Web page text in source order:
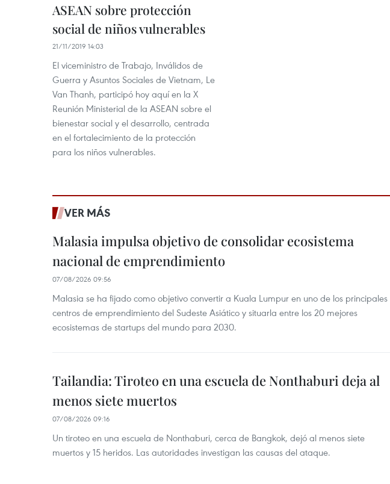
ASEAN sobre protección
social de niños vulnerables
21/11/2019 14:03
El viceministro de Trabajo, Inválidos de
Guerra y Asuntos Sociales de Vietnam, Le
Van Thanh, participó hoy aquí en la X
Reunión Ministerial de la ASEAN sobre el
bienestar social y el desarrollo, centrada
en el fortalecimiento de la protección
para los niños vulnerables.
VER MÁS
Malasia impulsa objetivo de consolidar ecosistema
nacional de emprendimiento
07/08/2026 09:56
Malasia se ha fijado como objetivo convertir a Kuala Lumpur en uno de los principales
centros de emprendimiento del Sudeste Asiático y situarla entre los 20 mejores
ecosistemas de startups del mundo para 2030.
Tailandia: Tiroteo en una escuela de Nonthaburi deja al
menos siete muertos
07/08/2026 09:16
Un tiroteo en una escuela de Nonthaburi, cerca de Bangkok, dejó al menos siete
muertos y 15 heridos. Las autoridades investigan las causas del ataque.